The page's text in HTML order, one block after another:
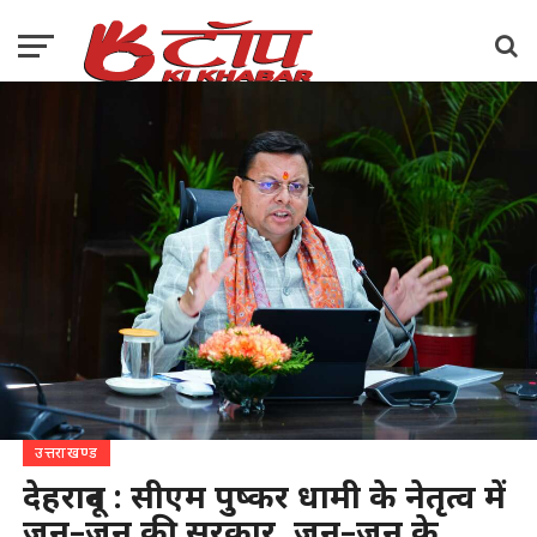
उत्तराखण्ड
देहरादून : सीएम पुष्कर धामी के नेतृत्व में